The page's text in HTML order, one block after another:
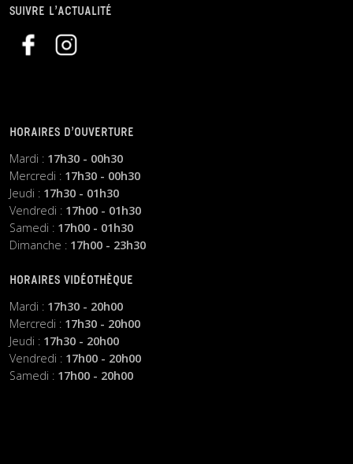
SUIVRE L’ACTUALITÉ
HORAIRES D’OUVERTURE
Mardi : 17h30 - 00h30
Mercredi : 17h30 - 00h30
Jeudi : 17h30 - 01h30
Vendredi : 17h00 - 01h30
Samedi : 17h00 - 01h30
Dimanche : 17h00 - 23h30
HORAIRES VIDÉOTHÈQUE
Mardi : 17h30 - 20h00
Mercredi : 17h30 - 20h00
Jeudi : 17h30 - 20h00
Vendredi : 17h00 - 20h00
Samedi : 17h00 - 20h00